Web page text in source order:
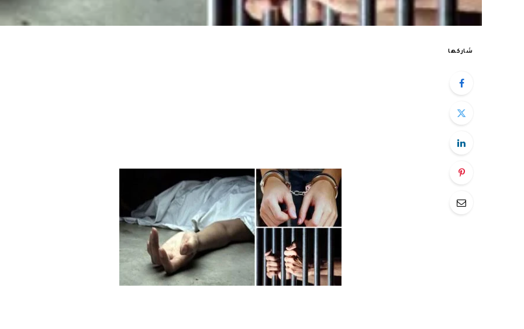
شاركها